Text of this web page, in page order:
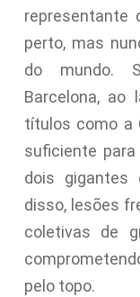
representante
perto, mas
do mundo.
Barcelona, ao
títulos como a
suficiente
dois gigantes
disso, lesões
coletivas de
pelo topo.